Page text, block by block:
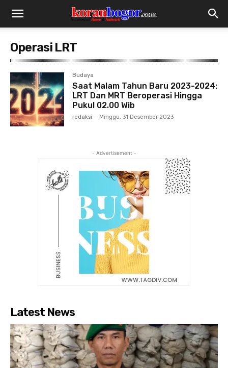
Operasi LRT
Budaya
Saat Malam Tahun Baru 2023-2024:
LRT Dan MRT Beroperasi Hingga
Pukul 02.00 Wib
redaksi - Minggu, 31 Desember 2023
- Advertisement -
Latest News